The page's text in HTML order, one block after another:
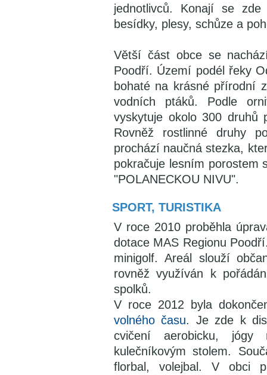
jednotlivců. Konají se
besídky, plesy, schůze a
Větší část obce se
Poodří. Území podél řeky
bohaté na krásné přírodní
vodních ptáků. Podle
vyskytuje okolo 300 druhů
Rovněž rostlinné druhy
prochází naučná stezka,
pokračuje lesním porostem
"POLANECKOU NIVU".
SPORT, TURISTIKA
V roce 2010 proběhla
dotace MAS Regionu
minigolf. Areál slouží
rovněž využíván k
spolků.
V roce 2012 byla
volného času. Je zde k
cvičení aerobicku,
kulečníkovým stolem.
florbal, volejbal. V obci